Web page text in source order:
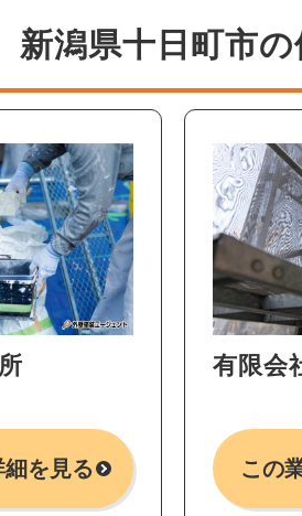
新潟県十日町市
を見る
有限会
この